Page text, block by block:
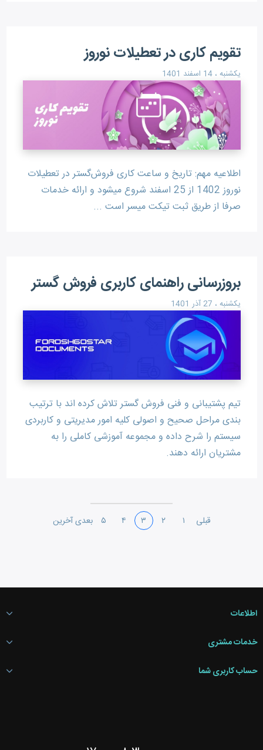
تقویم کاری در تعطیلات نوروز
یکشنبه ، 14 اسفند 1401
اطلاعیه مهم: تاریخ و ساعت کاری فروش‌گستر در تعطیلات
نوروز 1402 از 25 اسفند شروع میشود و ارائه خدمات
صرفا از طریق ثبت تیکت میسر است ...
بروزرسانی راهنمای کاربری فروش گستر
یکشنبه ، 27 آذر 1401
تیم پشتیبانی و فنی فروش گستر تلاش کرده اند با ترتیب
بندی مراحل صحیح و اصولی کلیه امور مدیریتی و کاربردی
سیستم را شرح داده و مجموعه آموزشی کاملی را به
مشتریان ارائه دهند.
قبلی ۱ ۲ ۳ ۴ ۵ بعدیآخرین
اطلاعات
خدمات مشتری
حساب کاربری شما